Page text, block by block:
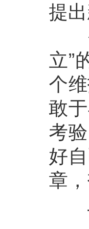
提
变
立”
个
敢
考
好
章
二